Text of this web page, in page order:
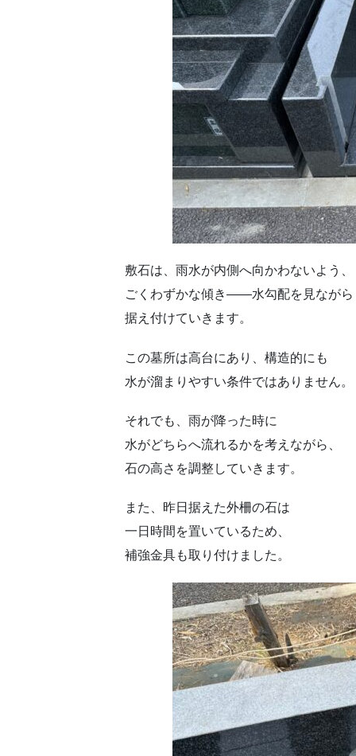
敷石は、雨水が内側へ向かわないよう、
ごくわずかな傾き——水勾配を見ながら
据え付けていきます。
この墓所は高台にあり、構造的にも
水が溜まりやすい条件ではありません。
それでも、雨が降った時に
水がどちらへ流れるかを考えながら、
石の高さを調整していきます。
また、昨日据えた外柵の石は
一日時間を置いているため、
補強金具も取り付けました。